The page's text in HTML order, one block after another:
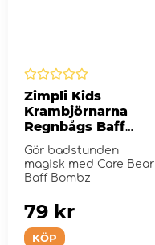
Zimpli Kids
Krambjörnarna
Regnbågs Baff
Bombz
Gör badstunden
magisk med Care Bear
Baff Bombz
KÖP
79 kr